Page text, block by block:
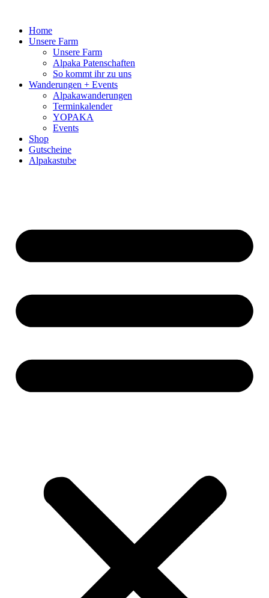
springenHome
Unsere Farm
Unsere Farm
Alpaka Patenschaften
So kommt ihr zu uns
Wanderungen + Events
Alpakawanderungen
Terminkalender
YOPAKA
Events
Shop
Gutscheine
Alpakastube